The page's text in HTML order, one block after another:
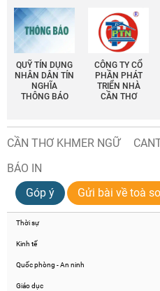
QUỸ TÍN DỤNG
NHÂN DÂN TÍN
NGHĨA
THÔNG BÁO
CÔNG TY CỔ
PHẦN PHÁT
TRIỂN NHÀ
CẦN THƠ
CẦN THƠ KHMER NGỮ
BÁO IN
Góp ý
Gửi bài về toà
Thời sự
Kinh tế
Quốc phòng - An ninh
Giáo dục